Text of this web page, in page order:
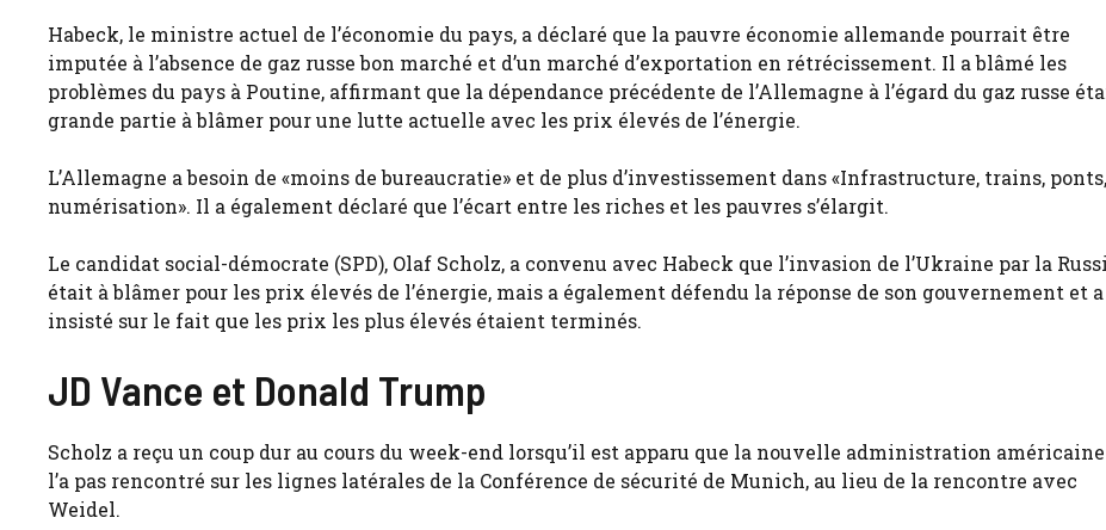
Habeck, le ministre actuel de l’économie du pays, a déclaré que la pauvre économie allemande pourrait être
imputée à l’absence de gaz russe bon marché et d’un marché d’exportation en rétrécissement. Il a blâmé les
problèmes du pays à Poutine, affirmant que la dépendance précédente de l’Allemagne à l’égard du gaz russe
grande partie à blâmer pour une lutte actuelle avec les prix élevés de l’énergie.
L’Allemagne a besoin de «moins de bureaucratie» et de plus d’investissement dans «Infrastructure, trains, ponts,
numérisation». Il a également déclaré que l’écart entre les riches et les pauvres s’élargit.
Le candidat social-démocrate (SPD), Olaf Scholz, a convenu avec Habeck que l’invasion de l’Ukraine par la
était à blâmer pour les prix élevés de l’énergie, mais a également défendu la réponse de son gouvernement et a
insisté sur le fait que les prix les plus élevés étaient terminés.
JD Vance et Donald Trump
Scholz a reçu un coup dur au cours du week-end lorsqu’il est apparu que la nouvelle administration
l’a pas rencontré sur les lignes latérales de la Conférence de sécurité de Munich, au lieu de la rencontre avec
Weidel.